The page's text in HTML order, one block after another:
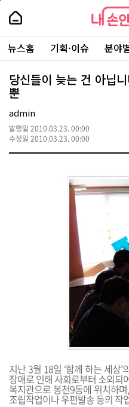
본
로
가
내
손
안
에
서
울
-
서
울
대
표
소
통
포
내
손
에
울
주
요
서
뉴스홈 기획·이슈 분야
당신들이 늦는 건 아닙
뿐
admin
발행일 2010.03.23. 00:00
수정일 2010.03.23. 00:00
지난 3월 18일 ‘함께 하는 세상
장애로 인해 사회로부터 소외되
복지관으로 봉천9동에 위치하
조립작업이나 우편발송 등의 작
페
상
단
로